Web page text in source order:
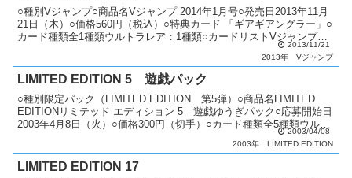
○種別Vジャンプ○商品名Vジャンプ 2014年1月号○発売日2013年11月
21日（木）○価格560円（税込）○特典カード 「ギアギアングラー」○
カード種類全1種類ウルトラレア：1種類○カードリストVジャンプ（7
2013/11/21
2013年
Vジャンプ
LIMITED EDITION 5 遊戯パック
○種別限定パック（LIMITED EDITION 第5弾）○商品名LIMITED
EDITIONリミテッド エディション 5 遊戯ゆうぎパック○応募開始日
2003年4月8日（火）○価格300円（切手）○カード種類全5種類ウルト
2003/04/08
2003年
LIMITED EDITION
LIMITED EDITION 17